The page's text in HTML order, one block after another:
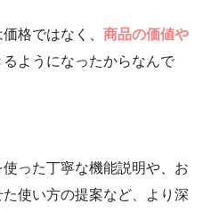
格ではなく、 商品の価値や
るようになったからなんで
った丁寧な機能説明や、お
使い方の提案など、より深